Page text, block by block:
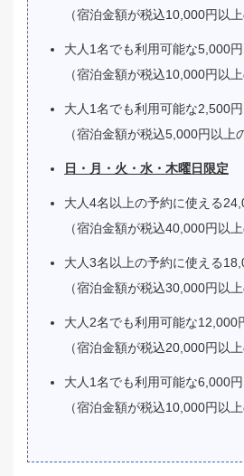
（宿泊金額が税込10,000円以
大人1名でも利用可能な5,000
（宿泊金額が税込10,000円以
大人1名でも利用可能な2,500
（宿泊金額が税込5,000円以上
日・月・火・水・木曜日限定
大人4名以上の予約に使える
（宿泊金額が税込40,000円以
大人3名以上の予約に使える
（宿泊金額が税込30,000円以
大人2名でも利用可能な12,000
（宿泊金額が税込20,000円以
大人1名でも利用可能な6,000
（宿泊金額が税込10,000円以